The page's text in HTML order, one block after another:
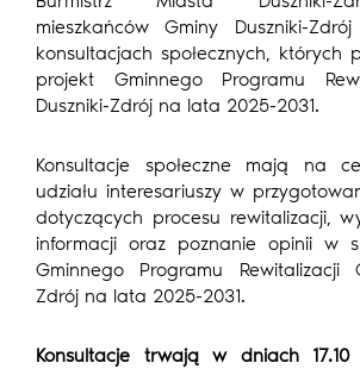
mieszkańców Gminy Duszniki-
konsultacjach społecznych, których
projekt Gminnego Programu
Duszniki-Zdrój na lata 2025-2031.
Konsultacje społeczne mają na
udziału interesariuszy w
dotyczących procesu rewitalizacji,
informacji oraz poznanie opinii w
Gminnego Programu Rewitalizacji
Zdrój na lata 2025-2031.
Konsultacje trwają w dniach 17.10